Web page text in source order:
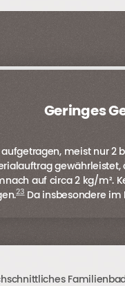
Geringes
meist nur
auf circa 2 kg/m².
23Da insbesondere im